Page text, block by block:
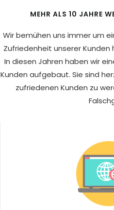
MEHR ALS 10 JAHRE
Wir bemühen uns immer um
Zufriedenheit unserer
In diesen Jahren haben wir
Kunden aufgebaut. Sie sind
zufriedenen Kunden zu